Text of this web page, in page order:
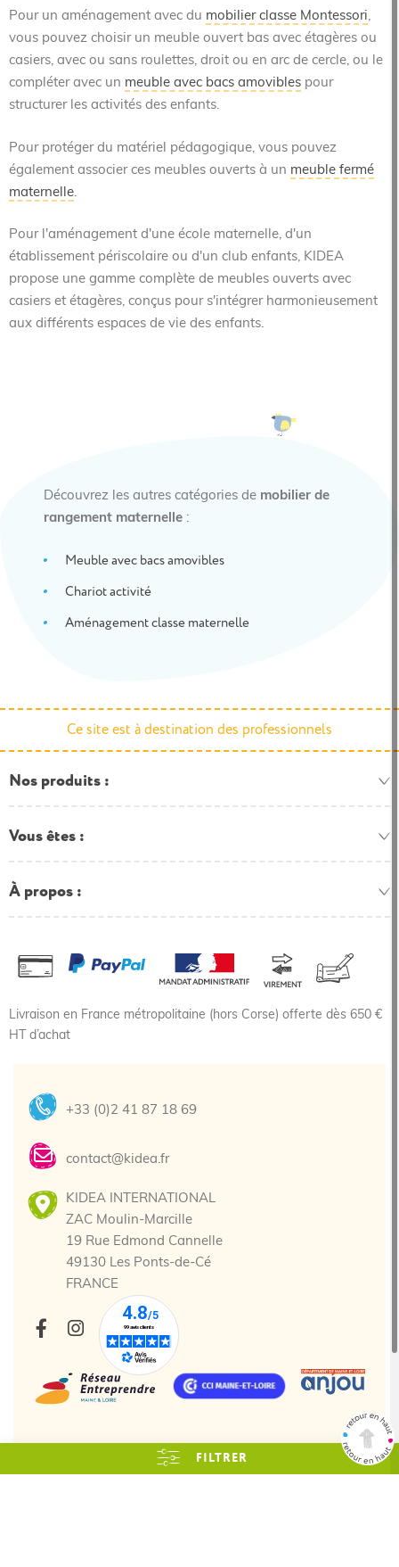
Pour un aménagement avec du mobilier classe Montessori,
vous pouvez choisir un meuble ouvert bas avec étagères ou
casiers, avec ou sans roulettes, droit ou en arc de cercle, ou le
compléter avec un meuble avec bacs amovibles pour
structurer les activités des enfants.
Pour protéger du matériel pédagogique, vous pouvez
également associer ces meubles ouverts à un meuble fermé
maternelle.
Pour l'aménagement d'une école maternelle, d'un
établissement périscolaire ou d'un club enfants, KIDEA
propose une gamme complète de meubles ouverts avec
casiers et étagères, conçus pour s'intégrer harmonieusement
aux différents espaces de vie des enfants.
Découvrez les autres catégories de mobilier de
rangement maternelle :
Meuble avec bacs amovibles
Chariot activité
Aménagement classe maternelle
Ce site est à destination des professionnels
Nos produits
Vous êtes
À propos
Livraison en France métropolitaine (hors Corse) offerte dès 650 €
HT d’achat
+33 (0)2 41 87 18 69
contact@kidea.fr
KIDEA INTERNATIONAL
ZAC Moulin-Marcille
19 Rue Edmond Cannelle
49130 Les Ponts-de-Cé
FRANCE
FILTRER